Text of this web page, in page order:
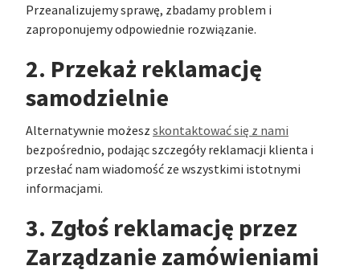
Przeanalizujemy sprawę, zbadamy problem i
zaproponujemy odpowiednie rozwiązanie.
2. Przekaż reklamację
samodzielnie
Alternatywnie możesz skontaktować się z nami
bezpośrednio, podając szczegóły reklamacji klienta i
przesłać nam wiadomość ze wszystkimi istotnymi
informacjami.
3. Zgłoś reklamację przez
Zarządzanie zamówieniami